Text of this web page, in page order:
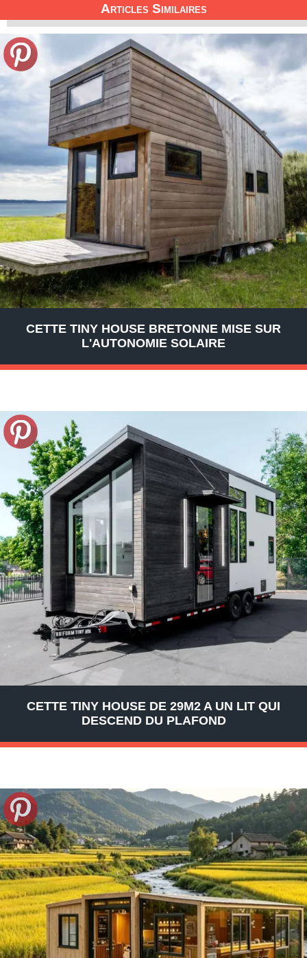
Articles Similaires
CETTE TINY HOUSE BRETONNE MISE SUR
L'AUTONOMIE SOLAIRE
CETTE TINY HOUSE DE 29M2 A UN LIT QUI
DESCEND DU PLAFOND